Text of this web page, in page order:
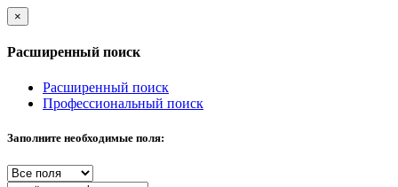
×
Расширенный поиск
Расширенный поиск
Профессиональный поиск
Заполните необходимые поля: